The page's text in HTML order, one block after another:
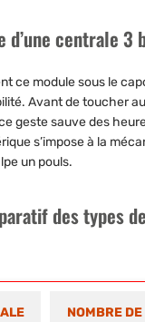
d’une centrale 3
ce module sous le
Avant de toucher
geste sauve des
s’impose à la
un pouls.
des types
NOMBRE